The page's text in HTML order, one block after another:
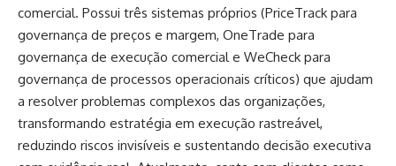
comercial. Possui três sistemas próprios (PriceTrack para
governança de preços e margem, OneTrade para
governança de execução comercial e WeCheck para
governança de processos operacionais críticos) que ajudam
a resolver problemas complexos das organizações,
transformando estratégia em execução rastreável,
reduzindo riscos invisíveis e sustentando decisão executiva